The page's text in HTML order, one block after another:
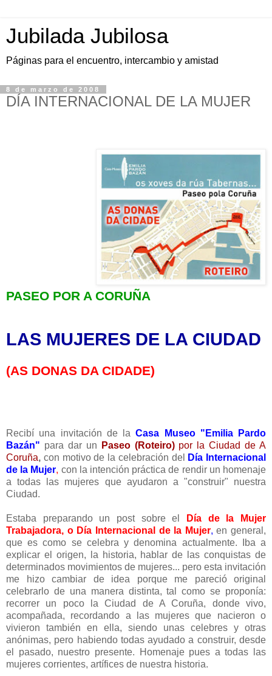
Jubilada Jubilosa
Páginas para el encuentro, intercambio y amistad
8 de marzo de 2008
DÍA INTERNACIONAL DE LA MUJER
PASEO POR A CORUÑA
LAS MUJERES DE LA CIUDAD
(AS DONAS DA CIDADE)
Recibí una invitación de laCasa Museo "Emilia Pardo
Bazán" para dar un Paseo (Roteiro) por la Ciudad de A
Coruña, con motivo de la celebración del
Día Internacional
de la Mujer, con la intención práctica de rendir un homenaje
a todas las mujeres que ayudaron a "construir" nuestra
Ciudad.
Estaba preparando un post sobre el
Día de la Mujer
Trabajadora, o Día Internacional de la Mujer, en general,
que es como se celebra y denomina actualmente. Iba a
explicar el origen, la historia, hablar de las conquistas de
determinados movimientos de mujeres... pero esta invitación
me hizo cambiar de idea porque me pareció original
celebrarlo de una manera distinta, tal como se proponía:
recorrer un poco la Ciudad de A Coruña, donde vivo,
acompañada, recordando a las mujeres que nacieron o
vivieron también en ella, siendo unas celebres y otras
anónimas, pero habiendo todas ayudado a construir, desde
el pasado, nuestro presente. Homenaje pues a todas las
mujeres corrientes, artífices de nuestra historia.